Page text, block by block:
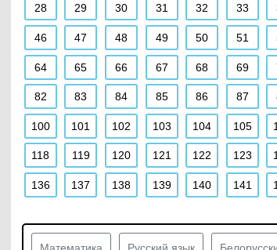
28 29 30 31 32 33
46 47 48 49 50 51
64 65 66 67 68 69
82 83 84 85 86 87
100 101 102 103 104 105
118 119 120 121 122 123
136 137 138 139 140 141